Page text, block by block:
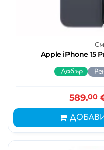
Apple iPhone 15
Добър
589.00